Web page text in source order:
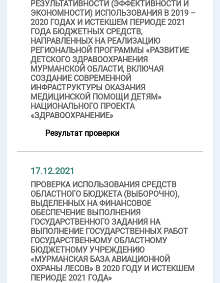
РЕЗУЛЬТАТИВНОСТИ (ЭФФЕКТИВНОСТИ И
ЭКОНОМНОСТИ) ИСПОЛЬЗОВАНИЯ В 2019 –
2020 ГОДАХ И ИСТЕКШЕМ ПЕРИОДЕ 2021
ГОДА БЮДЖЕТНЫХ СРЕДСТВ,
НАПРАВЛЕННЫХ НА РЕАЛИЗАЦИЮ
РЕГИОНАЛЬНОЙ ПРОГРАММЫ «РАЗВИТИЕ
ДЕТСКОГО ЗДРАВООХРАНЕНИЯ
МУРМАНСКОЙ ОБЛАСТИ, ВКЛЮЧАЯ
СОЗДАНИЕ СОВРЕМЕННОЙ
ИНФРАСТРУКТУРЫ ОКАЗАНИЯ
МЕДИЦИНСКОЙ ПОМОЩИ ДЕТЯМ»
НАЦИОНАЛЬНОГО ПРОЕКТА
«ЗДРАВООХРАНЕНИЕ»
Результат проверки
17.12.2021
ПРОВЕРКА ИСПОЛЬЗОВАНИЯ СРЕДСТВ
ОБЛАСТНОГО БЮДЖЕТА (ВЫБОРОЧНО),
ВЫДЕЛЕННЫХ НА ФИНАНСОВОЕ
ОБЕСПЕЧЕНИЕ ВЫПОЛНЕНИЯ
ГОСУДАРСТВЕННОГО ЗАДАНИЯ НА
ВЫПОЛНЕНИЕ ГОСУДАРСТВЕННЫХ РАБОТ
ГОСУДАРСТВЕННОМУ ОБЛАСТНОМУ
БЮДЖЕТНОМУ УЧРЕЖДЕНИЮ
«МУРМАНСКАЯ БАЗА АВИАЦИОННОЙ
ОХРАНЫ ЛЕСОВ» В 2020 ГОДУ И ИСТЕКШЕМ
ПЕРИОДЕ 2021 ГОДА»